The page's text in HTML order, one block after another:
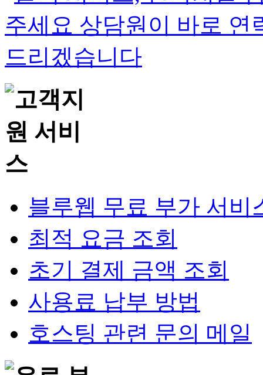
블루웹 무료 부가 서비
최적 요금 조회
초기 결제 금액 조회
사용료 납부 방법
호스팅 관련 문의 메일